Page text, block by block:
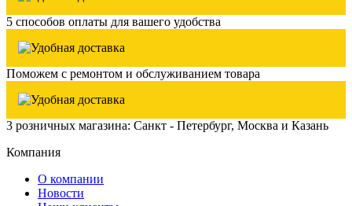
5 способов оплаты для вашего удобства
Поможем с ремонтом и обслуживанием товара
3 розничных магазина: Санкт - Петербург, Москва и Казань
Компания
О компании
Новости